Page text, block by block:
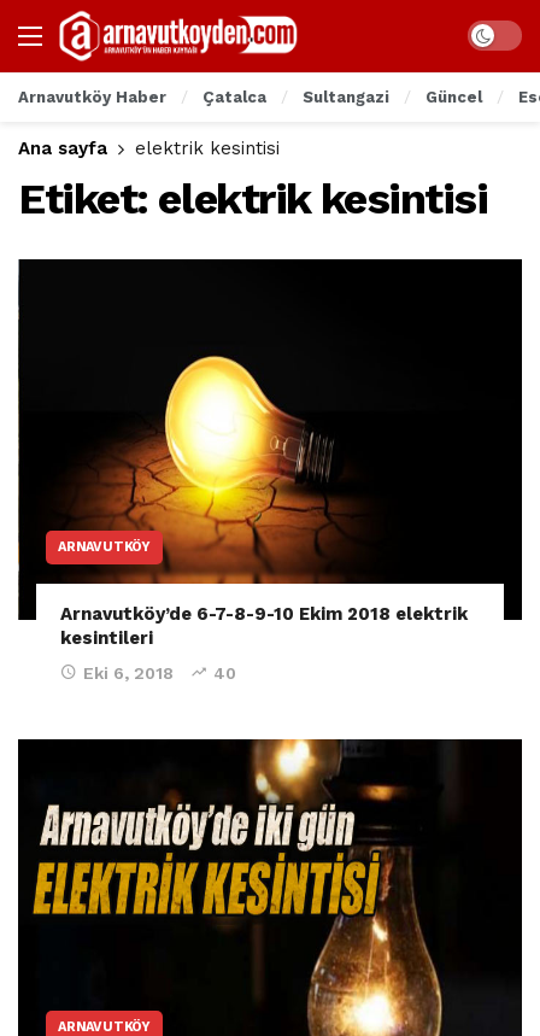
Arnavutköy Haber Çatalca Sultangazi Güncel
Ana sayfa elektrik kesintisi
Etiket: elektrik kesintisi
ARNAVUTKÖY
Arnavutköy’de 6-7-8-9-10 Ekim 2018 elektrik
kesintileri
Eki 6, 2018 40
ARNAVUTKÖY